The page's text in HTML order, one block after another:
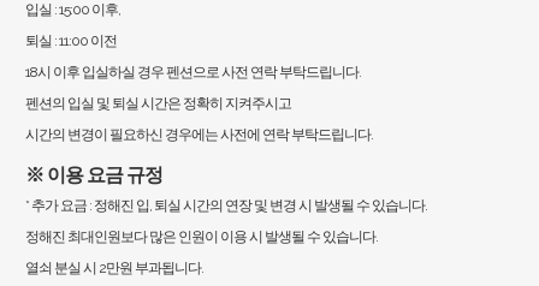
입실 : 15:00 이후,
퇴실 : 11:00 이전
18시 이후 입실하실 경우 펜션으로 사전 연락 부탁드립니다.
펜션의 입실 및 퇴실 시간은 정확히 지켜주시고
시간의 변경이 필요하신 경우에는 사전에 연락 부탁드립니다.
※ 이용 요금 규정
* 추가 요금 : 정해진 입, 퇴실 시간의 연장 및 변경 시 발생될 수 있습니다.
정해진 최대인원보다 많은 인원이 이용 시 발생될 수 있습니다.
열쇠 분실 시 2만원 부과됩니다.